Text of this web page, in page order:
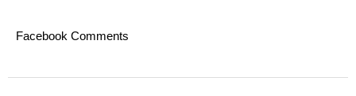
Facebook Comments